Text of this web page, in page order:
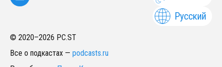
Русский
© 2020–2026 PC.ST
Все о подкастах — podcasts.ru